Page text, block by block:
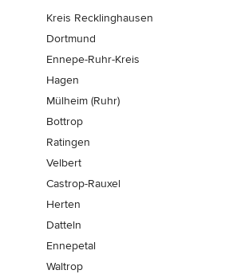
Kreis Recklinghausen
Dortmund
Ennepe-Ruhr-Kreis
Hagen
Mülheim (Ruhr)
Bottrop
Ratingen
Velbert
Castrop-Rauxel
Herten
Datteln
Ennepetal
Waltrop